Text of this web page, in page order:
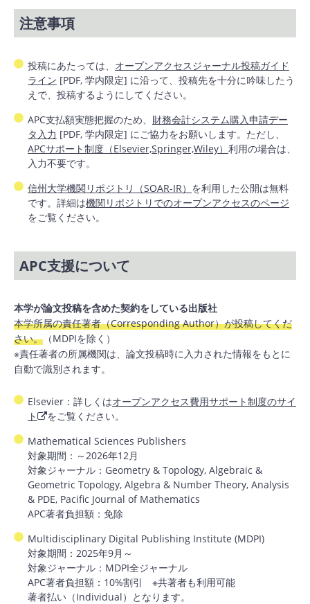
注意事項
投稿にあたっては、 オープンアクセスジャーナル投稿ガイド
ライン [PDF, 学内限定] に沿って、投稿先を十分に吟味したう
えで、投稿するようにしてください。
APC支払額実態把握のため、 財務会計システム購入申請デー
タ入力 [PDF, 学内限定] にご協力をお願いします。ただし、
APCサポート制度（Elsevier,Springer,Wiley） 利用の場合は、
入力不要です。
信州大学機関リポジトリ（SOAR-IR） を利用した公開は無料
です。詳細は機関リポジトリでのオープンアクセスのページ
をご覧ください。
APC支援について
本学が論文投稿を含めた契約をしている出版社
本学所属の責任著者（Corresponding Author）が投稿してくだ
さい。 （MDPIを除く）
※責任著者の所属機関は、論文投稿時に入力された情報をもとに
自動で識別されます。
Elsevier：詳しくはオープンアクセス費用サポート制度のサイ
ト
をご覧ください。
Mathematical Sciences Publishers
対象期間：～2026年12月
対象ジャーナル：Geometry & Topology, Algebraic &
Geometric Topology, Algebra & Number Theory, Analysis
& PDE, Pacific Journal of Mathematics
APC著者負担額：免除
Multidisciplinary Digital Publishing Institute (MDPI)
対象期間：2025年9月～
対象ジャーナル：MDPI全ジャーナル
APC著者負担額：10%割引 ※共著者も利用可能
著者払い（Individual）となります。